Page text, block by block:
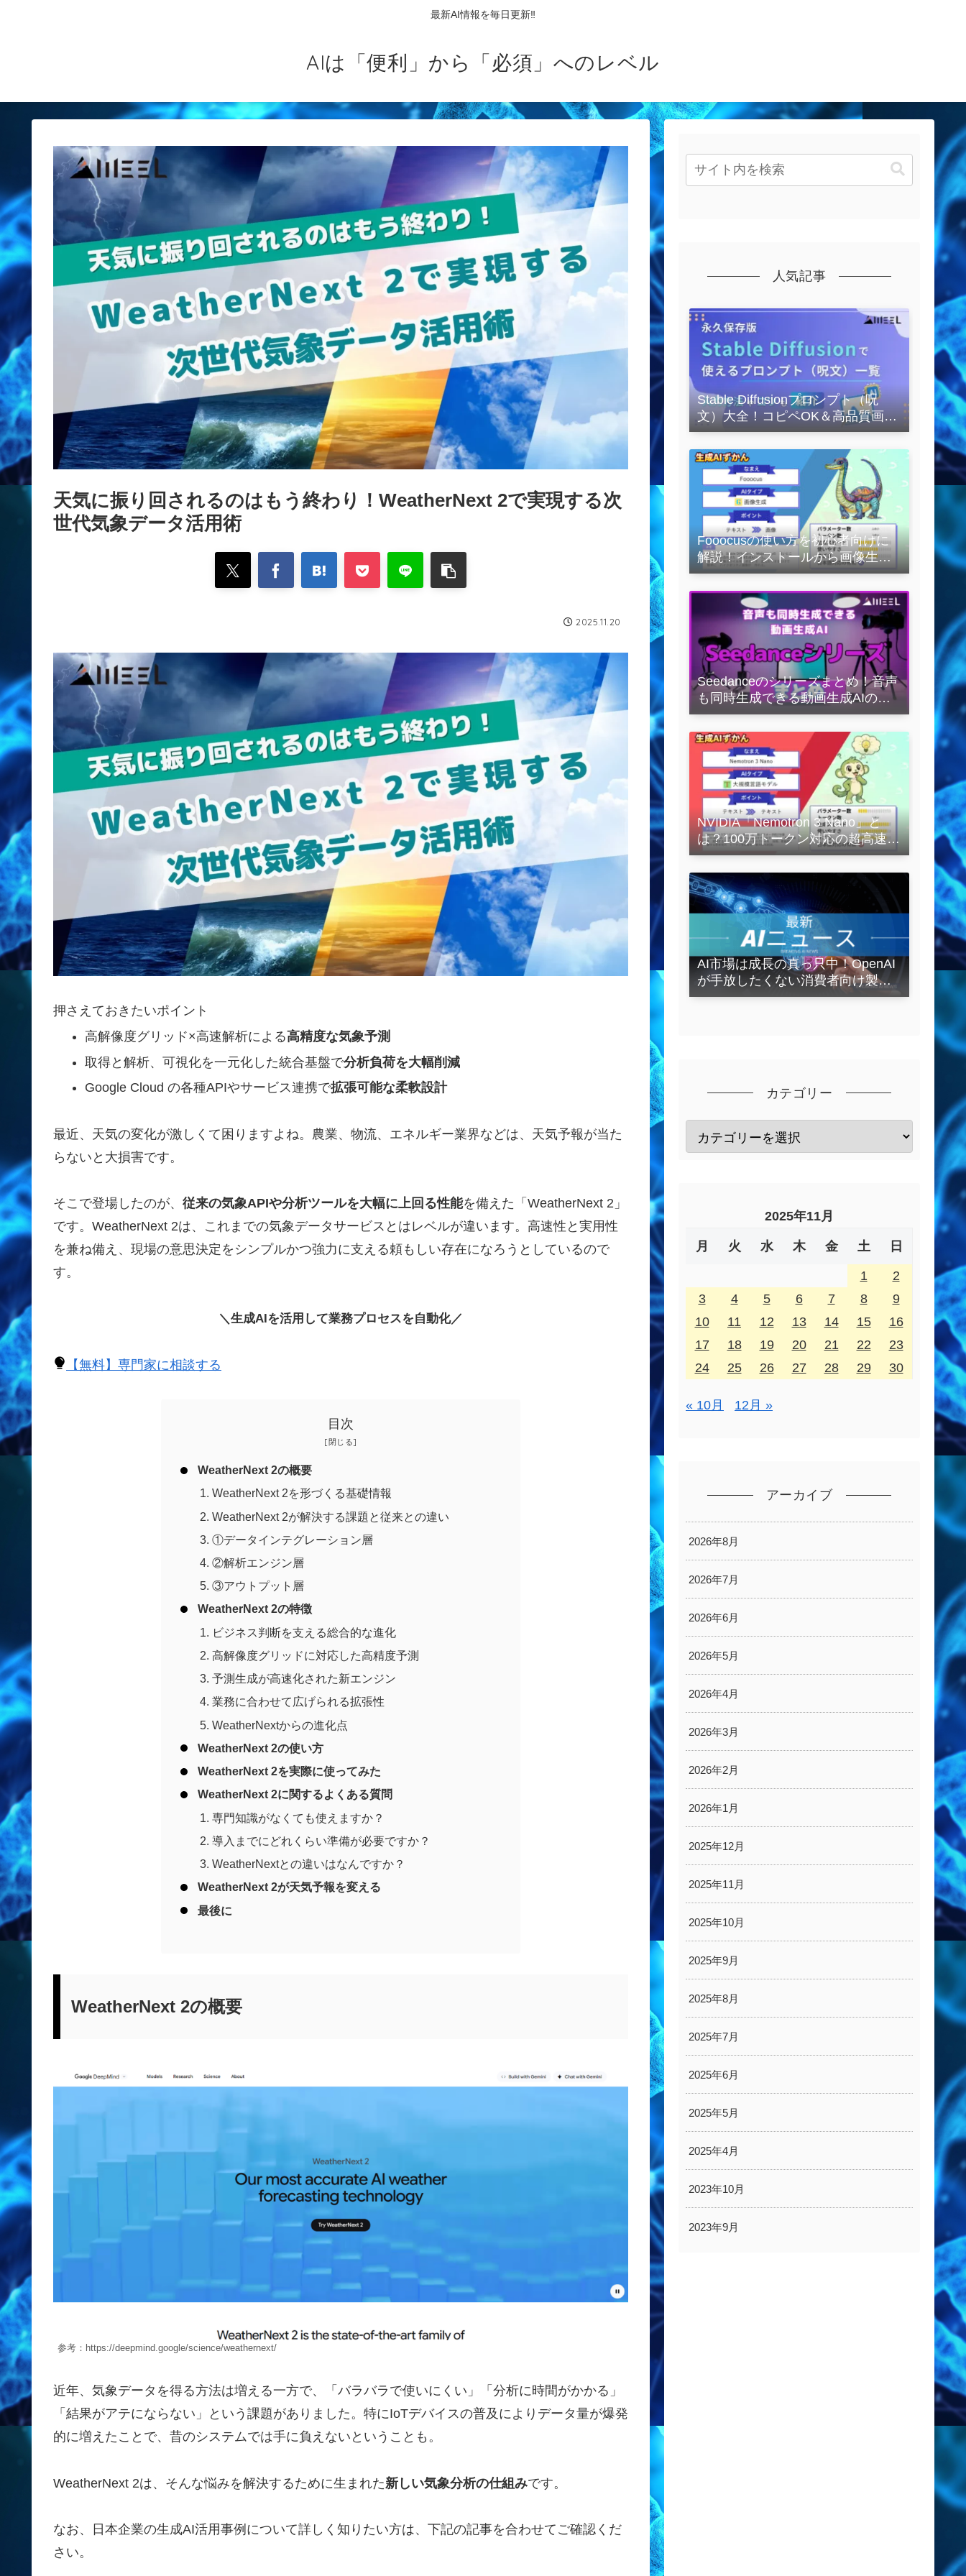
最新AI情報を毎日更新‼
AIは「便利」から「必須」へのレベル
天気に振り回されるのはもう終わり！WeatherNext 2で実現する次
世代気象データ活用術
2025.11.20
押さえておきたいポイント
高解像度グリッド×高速解析による高精度な気象予測
取得と解析、可視化を一元化した統合基盤で分析負荷を大幅削減
Google Cloud の各種APIやサービス連携で拡張可能な柔軟設計
最近、天気の変化が激しくて困りますよね。農業、物流、エネルギー業界などは、天気予報が当た
らないと大損害です。
そこで登場したのが、 従来の気象APIや分析ツールを大幅に上回る性能を備えた「WeatherNext 2」
です。WeatherNext 2は、これまでの気象データサービスとはレベルが違います。高速性と実用性
を兼ね備え、現場の意思決定をシンプルかつ強力に支える頼もしい存在になろうとしているので
す。
＼生成AIを活用して業務プロセスを自動化／
【無料】専門家に相談する
目次
WeatherNext 2の概要
WeatherNext 2を形づくる基礎情報
WeatherNext 2が解決する課題と従来との違い
①データインテグレーション層
②解析エンジン層
③アウトプット層
WeatherNext 2の特徴
ビジネス判断を支える総合的な進化
高解像度グリッドに対応した高精度予測
予測生成が高速化された新エンジン
業務に合わせて広げられる拡張性
WeatherNextからの進化点
WeatherNext 2の使い方
WeatherNext 2を実際に使ってみた
WeatherNext 2に関するよくある質問
専門知識がなくても使えますか？
導入までにどれくらい準備が必要ですか？
WeatherNextとの違いはなんですか？
WeatherNext 2が天気予報を変える
最後に
WeatherNext 2の概要
参考：https://deepmind.google/science/weathernext/
近年、気象データを得る方法は増える一方で、「バラバラで使いにくい」「分析に時間がかかる」
「結果がアテにならない」という課題がありました。特にIoTデバイスの普及によりデータ量が爆発
的に増えたことで、昔のシステムでは手に負えないということも。
WeatherNext 2は、そんな悩みを解決するために生まれた新しい気象分析の仕組みです。
なお、日本企業の生成AI活用事例について詳しく知りたい方は、下記の記事を合わせてご確認くだ
さい。
人気記事
Stable Diffusionプロンプト（呪
文）大全！コピペOK＆高品質画像
を作るコツの完全保存版
Fooocusの使い方を初心者向けに
解説！インストールから画像生成
の実践まで紹介
Seedanceのシリーズまとめ！音声
も同時生成できる動画生成AIの全
容を解説
NVIDIA「Nemotron 3 Nano」と
は？100万トークン対応の超高速
LLMを徹底解説
AI市場は成長の真っ只中！OpenAI
が手放したくない消費者向け製品
とは？
カテゴリー
2025年11月
月 火 水 木 金 土 日
1
2
3
4 5 6 7 8
9
10
11 12 13 14 15
16
17
18 19 20 21 22
23
24
25 26 27 28 29 30
« 10月 12月 »
アーカイブ
2026年8月
2026年7月
2026年6月
2026年5月
2026年4月
2026年3月
2026年2月
2026年1月
2025年12月
2025年11月
2025年10月
2025年9月
2025年8月
2025年7月
2025年6月
2025年5月
2025年4月
2023年10月
2023年9月